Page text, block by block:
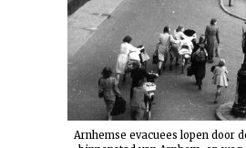
Arnhemse evacuees lopen door